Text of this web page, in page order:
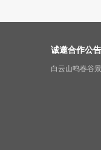
诚邀合作公告
白云山鸣春谷